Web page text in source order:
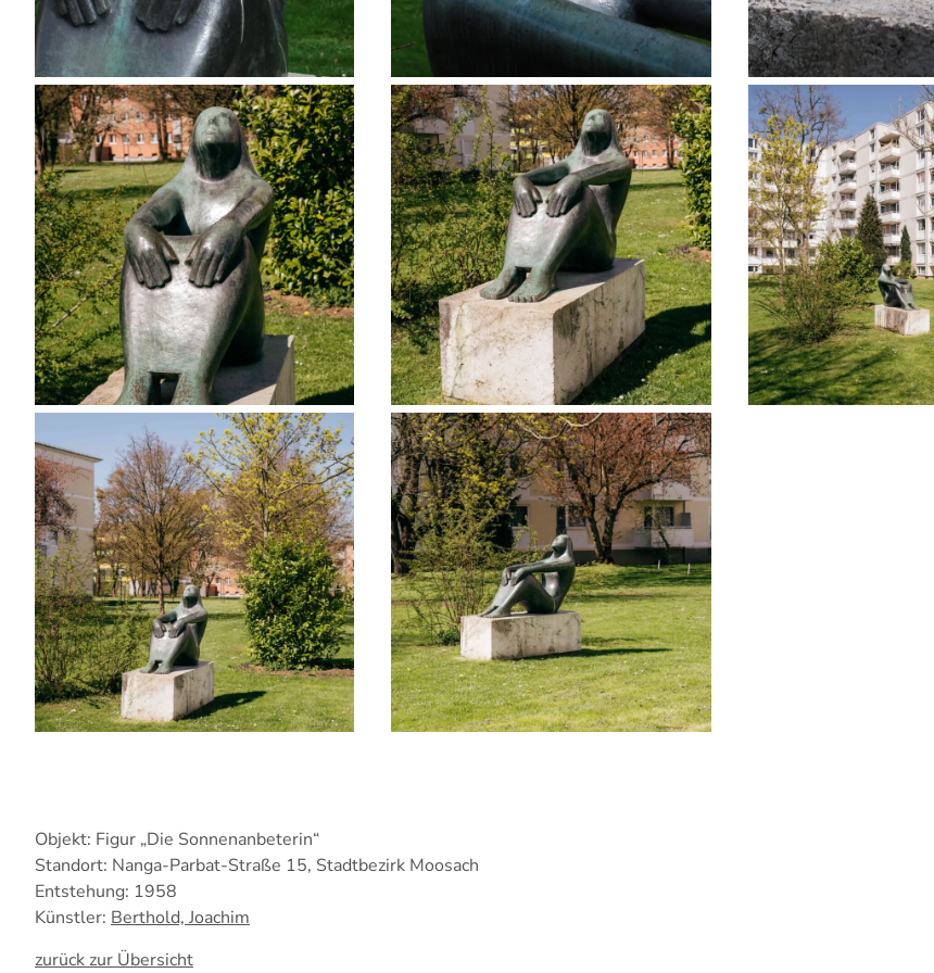
Objekt: Figur „Die Sonnenanbeterin“
Standort: Nanga-Parbat-Straße 15, Stadtbezirk Moosach
Entstehung: 1958
Künstler: Berthold, Joachim
zurück zur Übersicht